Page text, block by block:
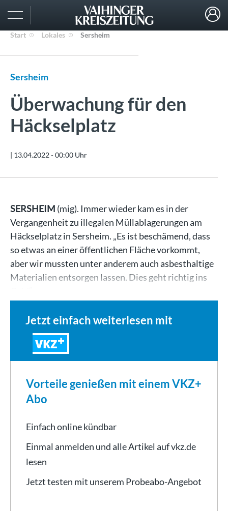
Start Lokales Sersheim
Sersheim
Überwachung für den
Häckselplatz
| 13.04.2022 - 00:00 Uhr
SERSHEIM (mig). Immer wieder kam es in der
Vergangenheit zu illegalen Müllablagerungen am
Häckselplatz in Sersheim. „Es ist beschämend, dass
so etwas an einer öffentlichen Fläche vorkommt,
aber wir mussten unter anderem auch asbesthaltige
Materialien entsorgen lassen. Dies geht richtig ins
Jetzt einfach weiterlesen mit
VKZ
Vorteile genießen mit einem VKZ+
Abo
Einfach online kündbar
Einmal anmelden und alle Artikel auf vkz.de
lesen
Jetzt testen mit unserem Probeabo-Angebot